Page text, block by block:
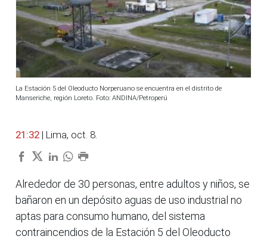
La Estación 5 del Oleoducto Norperuano se encuentra en el distrito de
Manseriche, región Loreto. Foto: ANDINA/Petroperú
21:32 | Lima, oct. 8.
Alrededor de 30 personas, entre adultos y niños, se
bañaron en un depósito aguas de uso industrial no
aptas para consumo humano, del sistema
contraincendios de la Estación 5 del Oleoducto